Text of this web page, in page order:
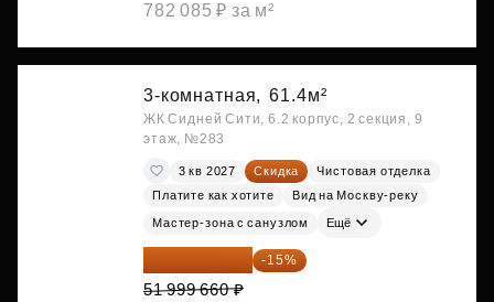
782 085 ₽ за м²
3-комнатная, 61.4м²
ЖК Сидней Сити, 6.2 корпус, 2 секция, 9
этаж, №283
3 кв 2027 Скидка
Чистовая отделка
Платите как хотите
Вид на Москву-реку
Мастер-зона с санузлом Ещё
44 199 711 ₽ -15%
51 999 660 ₽